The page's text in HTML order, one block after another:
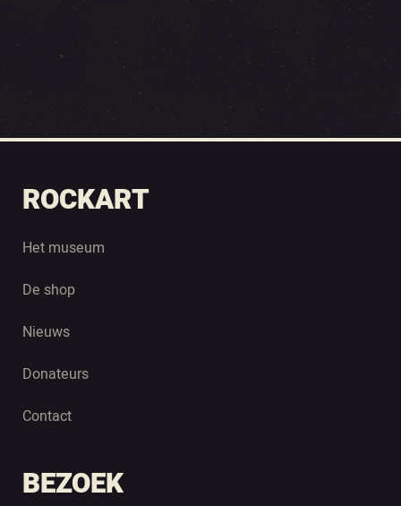
ROCKART
Het museum
De shop
Nieuws
Donateurs
Contact
BEZOEK